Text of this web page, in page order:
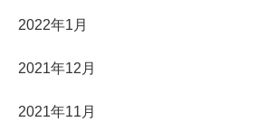
2022年1月
2021年12月
2021年11月